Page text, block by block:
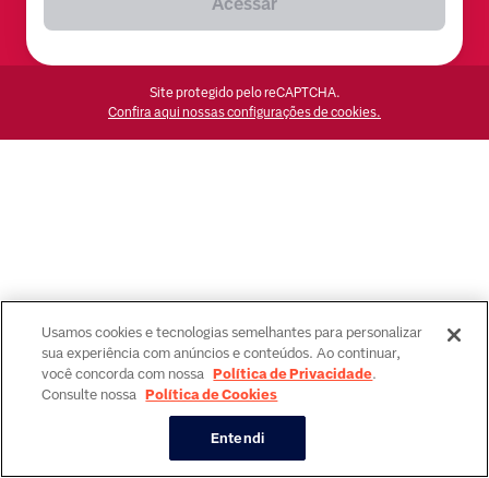
Site protegido pelo reCAPTCHA.
Confira aqui nossas configurações de cookies.
Usamos cookies e tecnologias semelhantes para personalizar
sua experiência com anúncios e conteúdos. Ao continuar,
você concorda com nossa Política de Privacidade.
Consulte nossa Política de Cookies
Entendi